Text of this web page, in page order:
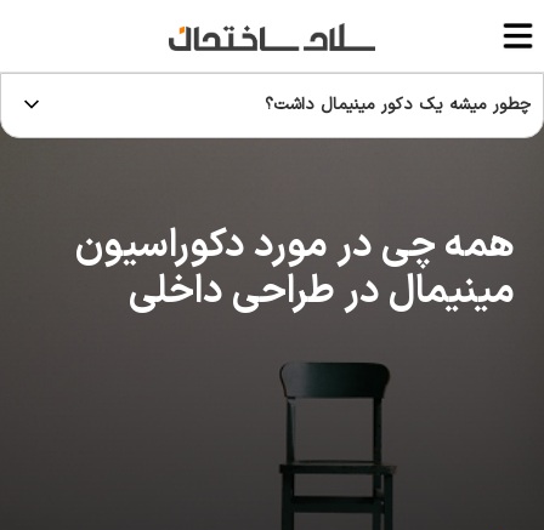
چطور میشه یک دکور مینیمال داشت؟
همه چی در مورد دکوراسیون
مینیمال در طراحی داخلی